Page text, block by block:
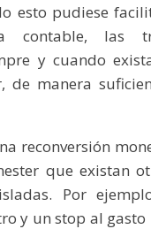
esto pudiese
las
y cuando
de manera
reconversión
que existan
Por
y un stop al